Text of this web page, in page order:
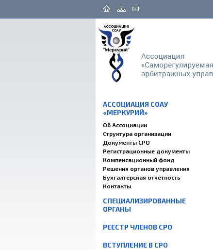
АССОЦИАЦИЯ СОАУ
«МЕРКУРИЙ»
Об Ассоциации
Структура организации
Документы СРО
Регистрационные документы
Компенсационный фонд
Решения органов управления
Бухгалтерская отчетность
Контакты
СПЕЦИАЛИЗИРОВАННЫЕ
ОРГАНЫ
РЕЕСТР ЧЛЕНОВ СРО
ВСТУПЛЕНИЕ В СРО